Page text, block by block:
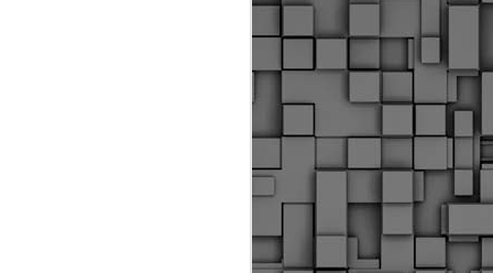
αστυνομικούς, οι οποίοι έχουν
εκπαίδευσή τους και
καθήκοντα.
μετακινήσεις των